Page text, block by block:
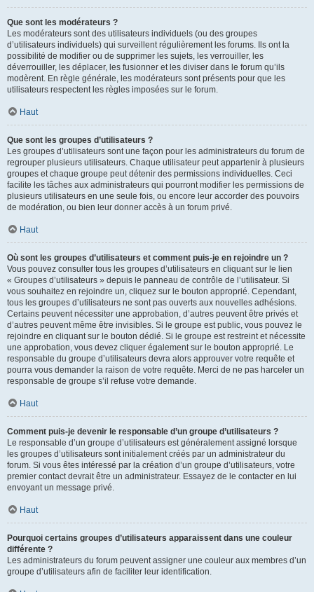
Que sont les modérateurs ?
Les modérateurs sont des utilisateurs individuels (ou des groupes
d’utilisateurs individuels) qui surveillent régulièrement les forums. Ils ont la
possibilité de modifier ou de supprimer les sujets, les verrouiller, les
déverrouiller, les déplacer, les fusionner et les diviser dans le forum qu’ils
modèrent. En règle générale, les modérateurs sont présents pour que les
utilisateurs respectent les règles imposées sur le forum.
Haut
Que sont les groupes d’utilisateurs ?
Les groupes d’utilisateurs sont une façon pour les administrateurs du forum de
regrouper plusieurs utilisateurs. Chaque utilisateur peut appartenir à plusieurs
groupes et chaque groupe peut détenir des permissions individuelles. Ceci
facilite les tâches aux administrateurs qui pourront modifier les permissions de
plusieurs utilisateurs en une seule fois, ou encore leur accorder des pouvoirs
de modération, ou bien leur donner accès à un forum privé.
Haut
Où sont les groupes d’utilisateurs et comment puis-je en rejoindre un ?
Vous pouvez consulter tous les groupes d’utilisateurs en cliquant sur le lien
« Groupes d’utilisateurs » depuis le panneau de contrôle de l’utilisateur. Si
vous souhaitez en rejoindre un, cliquez sur le bouton approprié. Cependant,
tous les groupes d’utilisateurs ne sont pas ouverts aux nouvelles adhésions.
Certains peuvent nécessiter une approbation, d’autres peuvent être privés et
d’autres peuvent même être invisibles. Si le groupe est public, vous pouvez le
rejoindre en cliquant sur le bouton dédié. Si le groupe est restreint et nécessite
une approbation, vous devez cliquer également sur le bouton approprié. Le
responsable du groupe d’utilisateurs devra alors approuver votre requête et
pourra vous demander la raison de votre requête. Merci de ne pas harceler un
responsable de groupe s’il refuse votre demande.
Haut
Comment puis-je devenir le responsable d’un groupe d’utilisateurs ?
Le responsable d’un groupe d’utilisateurs est généralement assigné lorsque
les groupes d’utilisateurs sont initialement créés par un administrateur du
forum. Si vous êtes intéressé par la création d’un groupe d’utilisateurs, votre
premier contact devrait être un administrateur. Essayez de le contacter en lui
envoyant un message privé.
Haut
Pourquoi certains groupes d’utilisateurs apparaissent dans une couleur
différente ?
Les administrateurs du forum peuvent assigner une couleur aux membres d’un
groupe d’utilisateurs afin de faciliter leur identification.